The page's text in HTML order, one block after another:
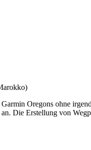
Oregons ohne
Die Erstellung von